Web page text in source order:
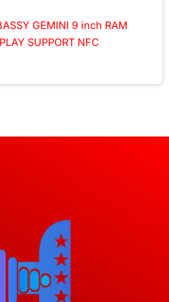
GEMINI 9 inch RAM
SUPPORT NFC